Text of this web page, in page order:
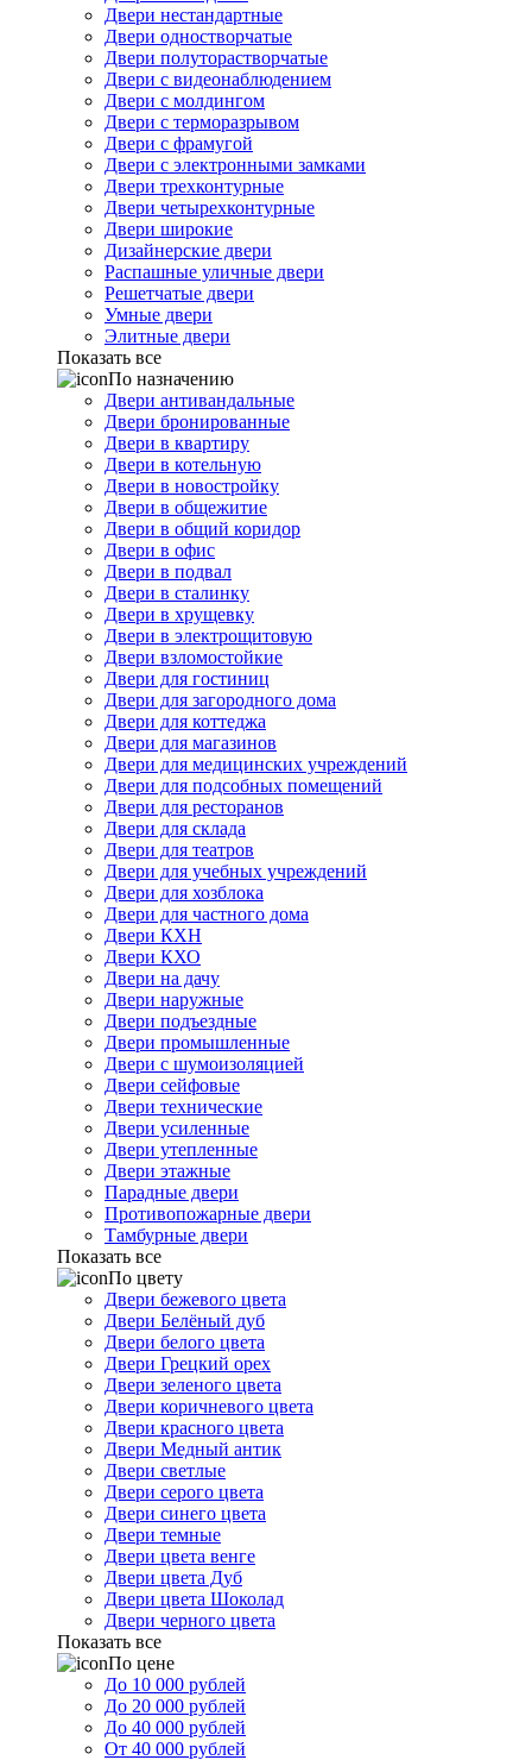
Двери нестандартные
Двери одностворчатые
Двери полуторастворчатые
Двери с видеонаблюдением
Двери с молдингом
Двери с терморазрывом
Двери с фрамугой
Двери с электронными замками
Двери трехконтурные
Двери четырехконтурные
Двери широкие
Дизайнерские двери
Распашные уличные двери
Решетчатые двери
Умные двери
Элитные двери
Показать все
По назначению
Двери антивандальные
Двери бронированные
Двери в квартиру
Двери в котельную
Двери в новостройку
Двери в общежитие
Двери в общий коридор
Двери в офис
Двери в подвал
Двери в сталинку
Двери в хрущевку
Двери в электрощитовую
Двери взломостойкие
Двери для гостиниц
Двери для загородного дома
Двери для коттеджа
Двери для магазинов
Двери для медицинских учреждений
Двери для подсобных помещений
Двери для ресторанов
Двери для склада
Двери для театров
Двери для учебных учреждений
Двери для хозблока
Двери для частного дома
Двери КХН
Двери КХО
Двери на дачу
Двери наружные
Двери подъездные
Двери промышленные
Двери с шумоизоляцией
Двери сейфовые
Двери технические
Двери усиленные
Двери утепленные
Двери этажные
Парадные двери
Противопожарные двери
Тамбурные двери
Показать все
По цвету
Двери бежевого цвета
Двери Белёный дуб
Двери белого цвета
Двери Грецкий орех
Двери зеленого цвета
Двери коричневого цвета
Двери красного цвета
Двери Медный антик
Двери светлые
Двери серого цвета
Двери синего цвета
Двери темные
Двери цвета венге
Двери цвета Дуб
Двери цвета Шоколад
Двери черного цвета
Показать все
По цене
До 10 000 рублей
До 20 000 рублей
До 40 000 рублей
От 40 000 рублей